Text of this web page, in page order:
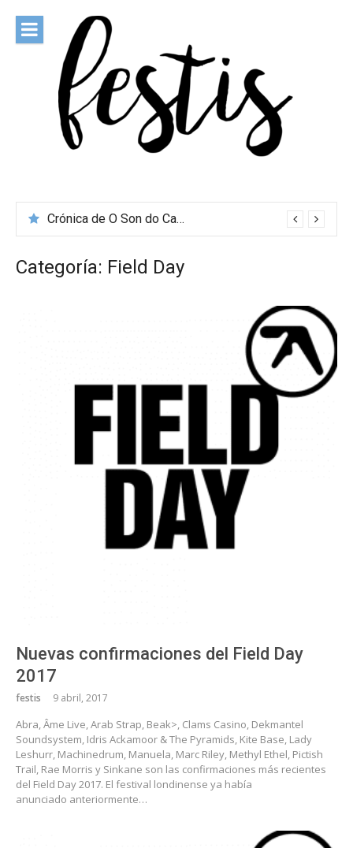
contenido
Crónica de O Son do Camiño 2026
Categoría: Field Day
Nuevas confirmaciones del Field Day
2017
festis 9 abril, 2017
Abra, Âme Live, Arab Strap, Beak>, Clams Casino, Dekmantel
Soundsystem, Idris Ackamoor & The Pyramids, Kite Base, Lady
Leshurr, Machinedrum, Manuela, Marc Riley, Methyl Ethel, Pictish
Trail, Rae Morris y Sinkane son las confirmaciones más recientes
del Field Day 2017. El festival londinense ya había
anunciado anteriormente…